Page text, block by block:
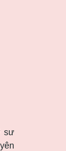
sư